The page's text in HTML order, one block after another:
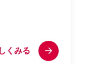
くみる